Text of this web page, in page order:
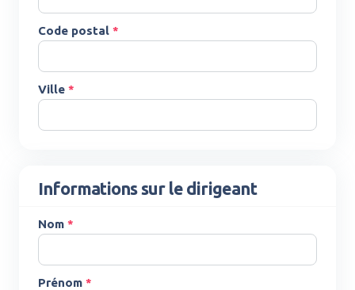
Code postal *
Ville *
Informations sur le dirigeant
Nom *
Prénom *